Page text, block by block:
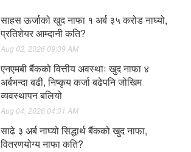
साहस ऊर्जाको खुद नाफा १ अर्ब ३५ करोड नाघ्यो,
प्रतिशेयर आम्दानी कति?
Aug 02, 2026 09:39 AM
एनएमबी बैंकको वित्तीय अवस्थाः खुद नाफा ४
अर्बभन्दा बढी, निष्कृय कर्जा बढेपनि जोखिम
व्यवस्थापन बलियो
Aug 04, 2026 04:01 AM
साढे ३ अर्ब नाघ्यो सिद्धार्थ बैंकको खुद नाफा,
वितरणयोग्य नाफा कति?